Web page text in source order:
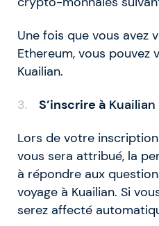
Une fois que vous avez
Ethereum, vous pouvez
Kuailian.
S’inscrire àKuailian
Lors de votre
vous sera attribué, la
à répondre aux
voyage à Kuailian. Si
serez affecté